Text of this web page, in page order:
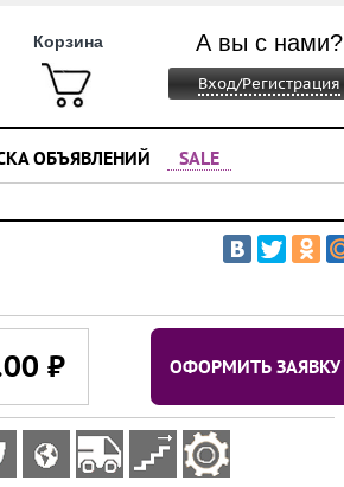
Корзина А вы с нами?
Вход/Регистрация
ОБЪЯВЛЕНИЙ SALE
⃏
ОФОРМИТЬ ЗАЯВКУ